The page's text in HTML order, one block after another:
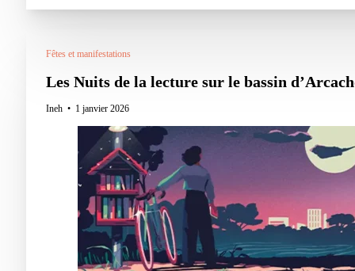
Fêtes et manifestations
Les Nuits de la lecture sur le bassin
Ineh 1 janvier 2026